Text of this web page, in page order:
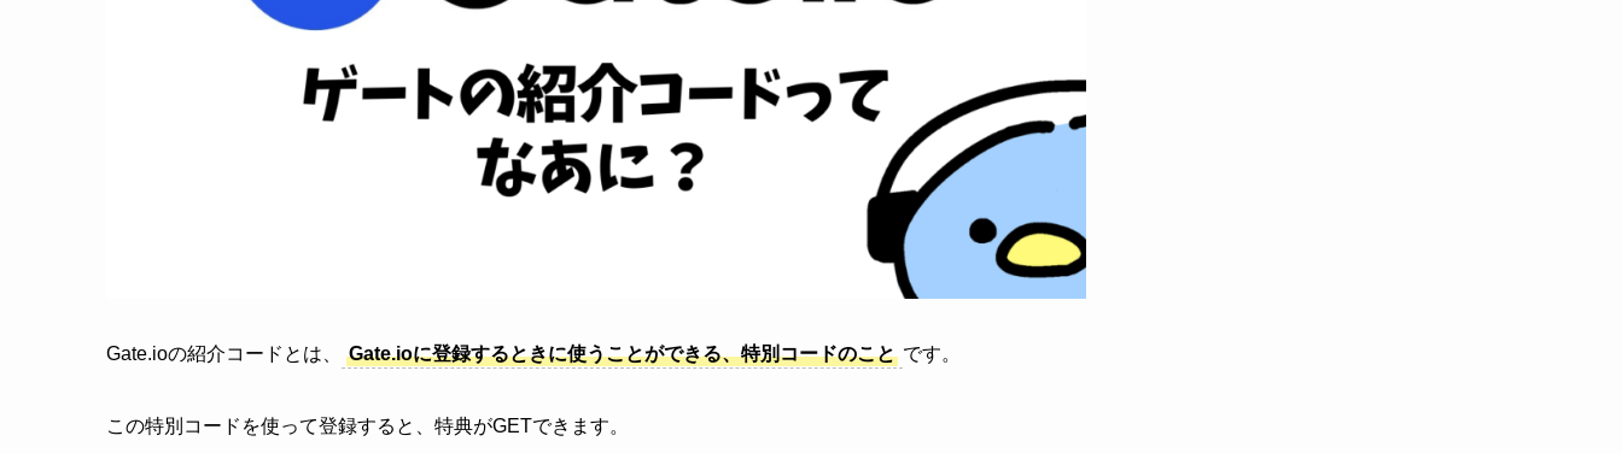
Gate.ioの紹介コードとは、 Gate.ioに登録するときに使うことができる、特別コードのこと です。
この特別コードを使って登録すると、特典がGETできます。